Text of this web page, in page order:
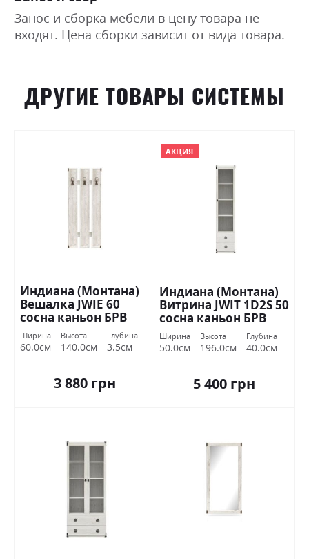
Занос и сборка мебели в цену товара не
входят. Цена сборки зависит от вида товара.
ДРУГИЕ ТОВАРЫ СИСТЕМЫ
Индиана (Монтана)
Вешалка JWIE 60
сосна каньон БРВ
Украина
Ширина
60.0см
Высота
140.0см
Глубина
3.5см
3 880 грн
АКЦИЯ
Индиана (Монтана)
Витрина JWIT 1D2S 50
сосна каньон БРВ
Украина
Ширина
50.0см
Высота
196.0см
Глубина
40.0см
5 400 грн